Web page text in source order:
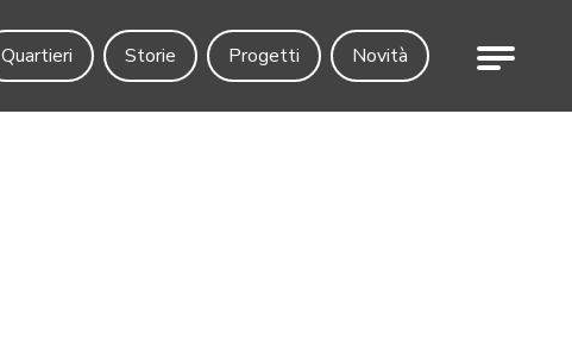
Quartieri Storie Progetti Novità Menu